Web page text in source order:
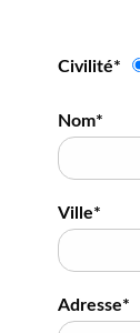
Civilité*
Nom*
Ville*
Adresse*